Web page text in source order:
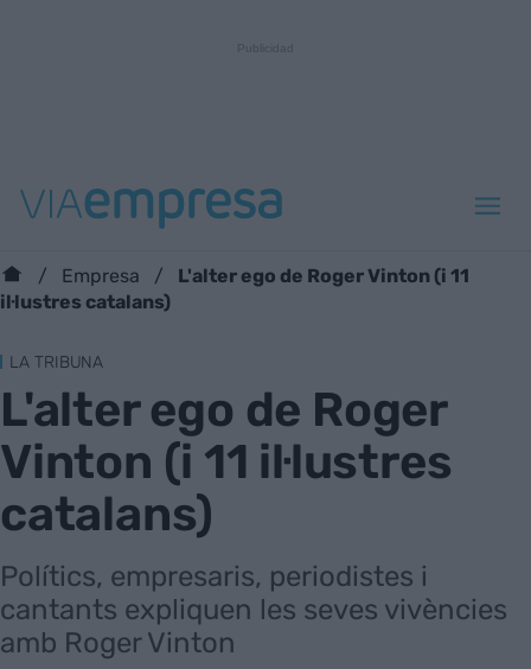
Empresa
L'alter ego de Roger Vinton (i 11
il·lustres catalans)
LA TRIBUNA
L'alter ego de Roger
Vinton (i 11 il·lustres
catalans)
Polítics, empresaris, periodistes i
cantants expliquen les seves vivències
amb Roger Vinton